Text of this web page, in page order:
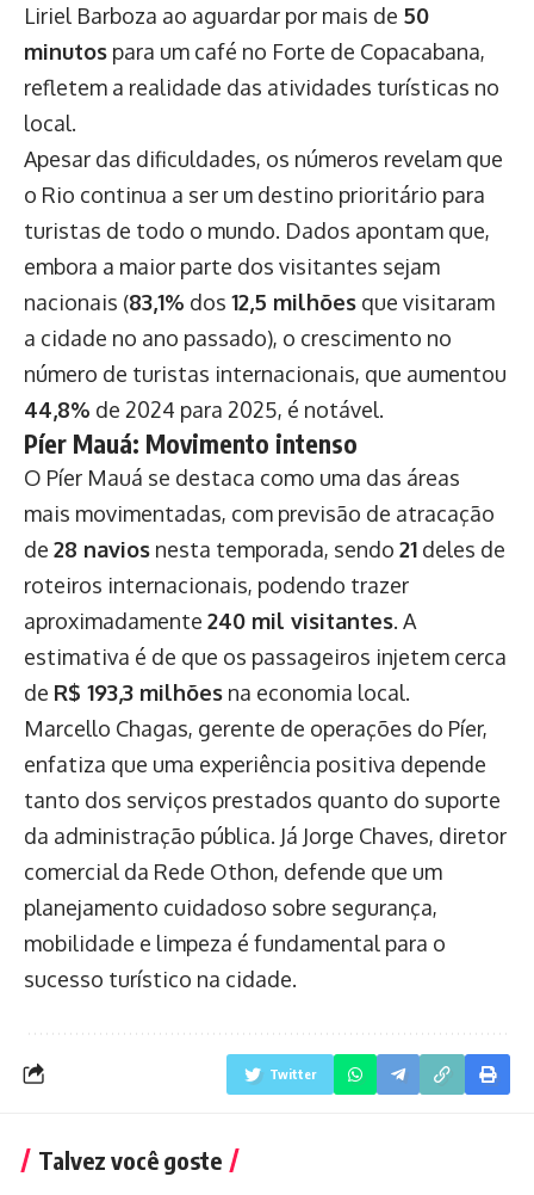
Liriel Barboza ao aguardar por mais de 50
minutos para um café no Forte de Copacabana,
refletem a realidade das atividades turísticas no
local.
Apesar das dificuldades, os números revelam que
o Rio continua a ser um destino prioritário para
turistas de todo o mundo. Dados apontam que,
embora a maior parte dos visitantes sejam
nacionais (83,1% dos 12,5 milhões que visitaram
a cidade no ano passado), o crescimento no
número de turistas internacionais, que aumentou
44,8% de 2024 para 2025, é notável.
Píer Mauá: Movimento intenso
O Píer Mauá se destaca como uma das áreas
mais movimentadas, com previsão de atracação
de 28 navios nesta temporada, sendo 21 deles de
roteiros internacionais, podendo trazer
aproximadamente 240 mil visitantes. A
estimativa é de que os passageiros injetem cerca
de R$ 193,3 milhões na economia local.
Marcello Chagas, gerente de operações do Píer,
enfatiza que uma experiência positiva depende
tanto dos serviços prestados quanto do suporte
da administração pública. Já Jorge Chaves, diretor
comercial da Rede Othon, defende que um
planejamento cuidadoso sobre segurança,
mobilidade e limpeza é fundamental para o
sucesso turístico na cidade.
Twitter
Talvez você goste